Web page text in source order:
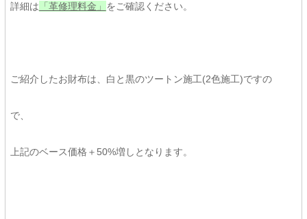
詳細は 「革修理料金」 をご確認ください。
ご紹介したお財布は、白と黒のツートン施工(2色施工)ですの
で、
上記のベース価格＋50%増しとなります。